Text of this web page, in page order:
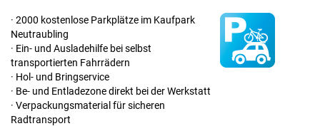
· 2000 kostenlose Parkplätze im Kaufpark
Neutraubling
· Ein- und Ausladehilfe bei selbst
transportierten Fahrrädern
· Hol- und Bringservice
· Be- und Entladezone direkt bei der Werkstatt
· Verpackungsmaterial für sicheren
Radtransport